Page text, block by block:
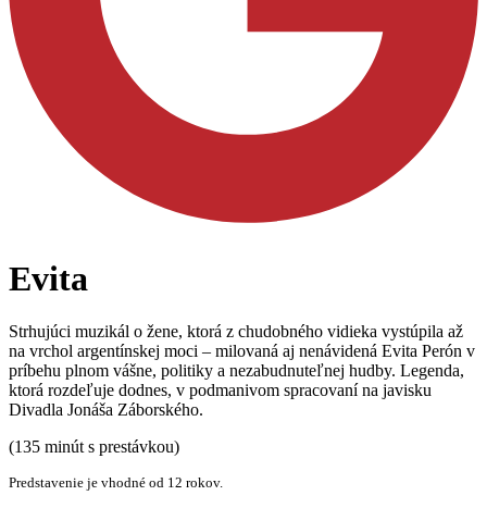
Evita
Strhujúci muzikál o žene, ktorá z chudobného vidieka vystúpila až
na vrchol argentínskej moci – milovaná aj nenávidená Evita Perón v
príbehu plnom vášne, politiky a nezabudnuteľnej hudby. Legenda,
ktorá rozdeľuje dodnes, v podmanivom spracovaní na javisku
Divadla Jonáša Záborského.
(135 minút s prestávkou)
Predstavenie je vhodné od 12 rokov.